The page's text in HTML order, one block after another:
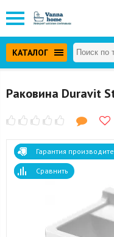
КАТАЛОГ
Раковина Duravit
Гарантия
Сравнить